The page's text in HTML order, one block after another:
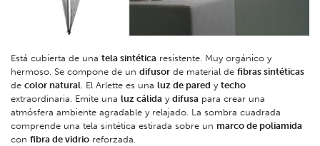
Está cubierta de una tela sintética resistente. Muy orgánico y
hermoso. Se compone de un difusor de material de fibras sintéticas
de color natural. El Arlette es una luz de pared y techo
extraordinaria. Emite una luz cálida y difusa para crear una
atmósfera ambiente agradable y relajado. La sombra cuadrada
comprende una tela sintética estirada sobre un marco de poliamida
con fibra de vidrio reforzada.